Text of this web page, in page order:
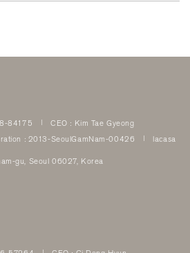
84175
CEO : Kim Tae Gyeong
: 2013-SeoulGamNam-00426
lacasa
gu, Seoul 06027, Korea